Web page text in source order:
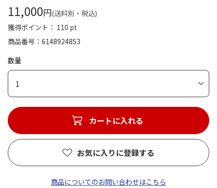
11,000円(送料別・税込)
獲得ポイント： 110 pt
商品番号
6148924853
数量
1
カートに入れる
お気に入りに登録する
商品についてのお問い合わせはこちら